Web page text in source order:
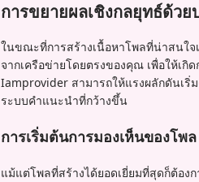
การขยายผลเชิงกลยุทธ์ด้ว
ในขณะที่การสร้างเนื้อหาโพลที่น่าสนใจ
จากเครือข่ายโดยตรงของคุณ เพื่อให้เกิ
Iamprovider สามารถให้แรงผลักดันเ
ระบบคำแนะนำที่กว้างขึ้น
การเริ่มต้นการมองเห็นของโพล
แม้แต่โพลที่สร้างได้ยอดเยี่ยมที่สุดก็ต้อง